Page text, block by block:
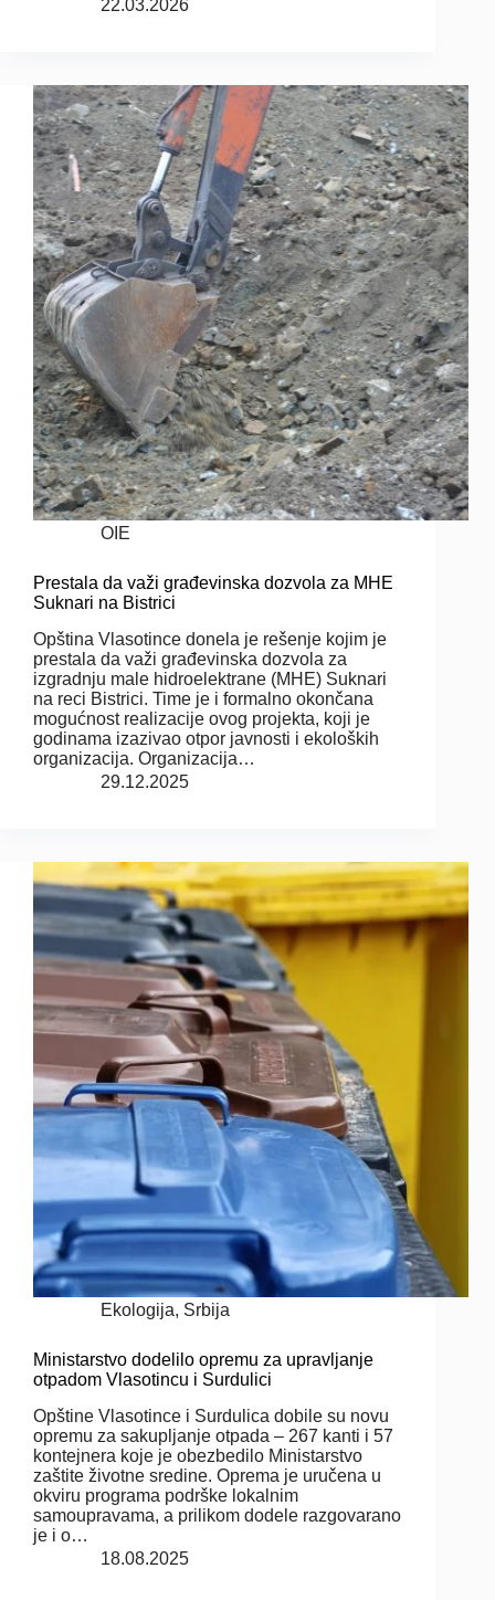
22.03.2026
OIE
Prestala da važi građevinska dozvola za MHE
Suknari na Bistrici
Opština Vlasotince donela je rešenje kojim je
prestala da važi građevinska dozvola za
izgradnju male hidroelektrane (MHE) Suknari
na reci Bistrici. Time je i formalno okončana
mogućnost realizacije ovog projekta, koji je
godinama izazivao otpor javnosti i ekoloških
organizacija. Organizacija…
29.12.2025
Ekologija, Srbija
Ministarstvo dodelilo opremu za upravljanje
otpadom Vlasotincu i Surdulici
Opštine Vlasotince i Surdulica dobile su novu
opremu za sakupljanje otpada – 267 kanti i 57
kontejnera koje je obezbedilo Ministarstvo
zaštite životne sredine. Oprema je uručena u
okviru programa podrške lokalnim
samoupravama, a prilikom dodele razgovarano
je i o…
18.08.2025